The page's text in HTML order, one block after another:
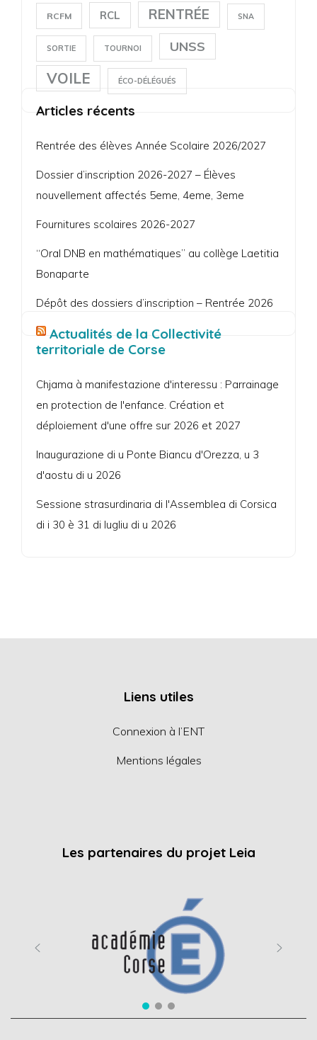
RCFM RCL RENTRÉE SNA
SORTIE TOURNOI UNSS
VOILE ÉCO-DÉLÉGUÉS
Articles récents
Rentrée des élèves Année Scolaire 2026/2027
Dossier d’inscription 2026-2027 – Élèves
nouvellement affectés 5eme, 4eme, 3eme
Fournitures scolaires 2026-2027
“Oral DNB en mathématiques” au collège Laetitia
Bonaparte
Dépôt des dossiers d’inscription – Rentrée 2026
Actualités de la Collectivité
territoriale de Corse
Chjama à manifestazione d'interessu : Parrainage
en protection de l'enfance. Création et
déploiement d'une offre sur 2026 et 2027
Inaugurazione di u Ponte Biancu d'Orezza, u 3
d'aostu di u 2026
Sessione strasurdinaria di l'Assemblea di Corsica
di i 30 è 31 di lugliu di u 2026
Liens utiles
Connexion à l’ENT
Mentions légales
Les partenaires du projet Leia